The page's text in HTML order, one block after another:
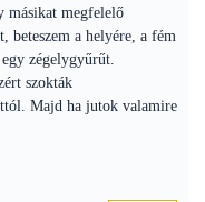
másikat megfelelő
beteszem a helyére, a fém
zégelygyűrűt.
szokták
Majd ha jutok valamire